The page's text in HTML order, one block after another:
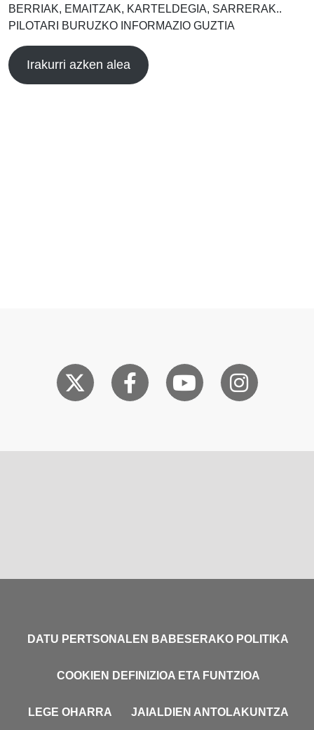
BERRIAK, EMAITZAK, KARTELDEGIA, SARRERAK..
PILOTARI BURUZKO INFORMAZIO GUZTIA
Irakurri azken alea
DATU PERTSONALEN BABESERAKO POLITIKA
COOKIEN DEFINIZIOA ETA FUNTZIOA
LEGE OHARRA
JAIALDIEN ANTOLAKUNTZA